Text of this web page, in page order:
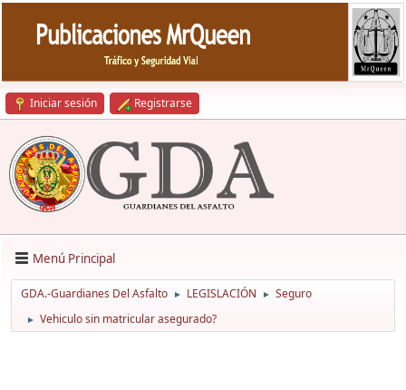
Iniciar sesión Registrarse
Menú Principal
GDA.-Guardianes Del Asfalto ► LEGISLACIÓN ► Seguro
► Vehiculo sin matricular asegurado?